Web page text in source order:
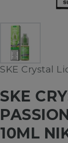
SKE Crystal
SKE
10ML